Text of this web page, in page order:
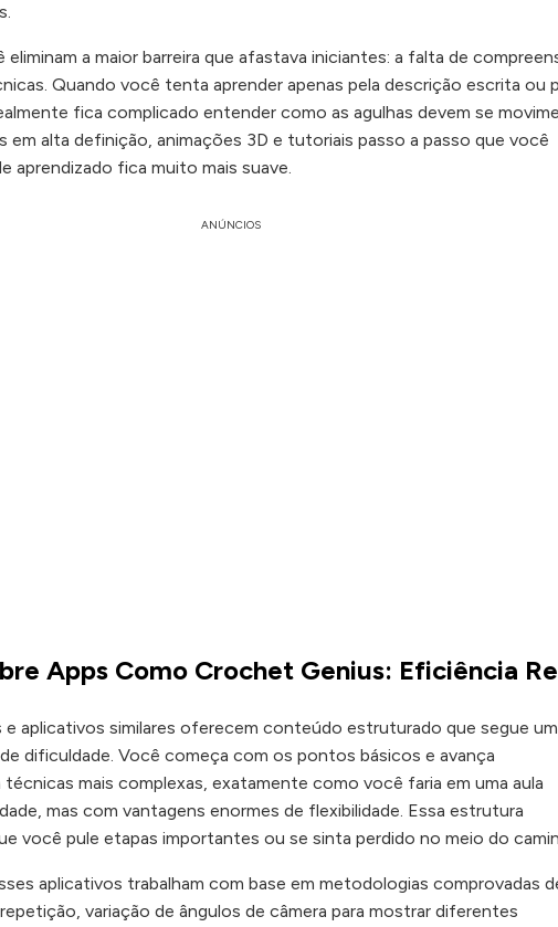
eliminam a maior barreira que afastava iniciantes: a falta de
Quando você tenta aprender apenas pela descrição escrita ou
fica complicado entender como as agulhas devem se
em alta definição, animações 3D e tutoriais passo a passo que você
aprendizado fica muito mais suave.
ANÚNCIOS
Apps Como Crochet Genius: Eficiência
aplicativos similares oferecem conteúdo estruturado que segue
dificuldade. Você começa com os pontos básicos e avança
técnicas mais complexas, exatamente como você faria em uma aula
mas com vantagens enormes de flexibilidade. Essa estrutura
você pule etapas importantes ou se sinta perdido no meio do
aplicativos trabalham com base em metodologias comprovadas
variação de ângulos de câmera para mostrar diferentes